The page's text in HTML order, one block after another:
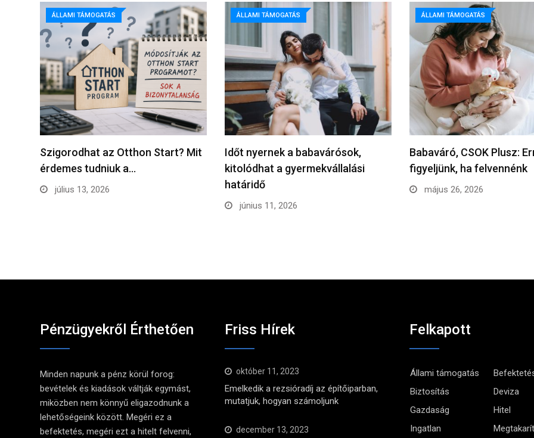
ÁLLAMI TÁMOGATÁS
Szigorodhat az Otthon Start? Mit
érdemes tudniuk a…
július 13, 2026
ÁLLAMI TÁMOGATÁS
Időt nyernek a babavárósok,
kitolódhat a gyermekvállalási
határidő
június 11, 2026
ÁLLAMI TÁMOGATÁS
Babaváró, CSOK Plusz:
figyeljünk, ha felvennénk
május 26, 2026
Pénzügyekről Érthetően
Minden napunk a pénz körül forog:
bevételek és kiadások váltják egymást,
miközben nem könnyű eligazodnunk a
lehetőségeink között. Megéri ez a
befektetés, megéri ezt a hitelt felvenni,
Friss Hírek
október 11, 2023
Emelkedik a rezsióradíj az építőiparban,
mutatjuk, hogyan számoljunk
december 13, 2023
Felkapott
Állami támogatás
Biztosítás
Deviza
Gazdaság
Hitel
Ingatlan